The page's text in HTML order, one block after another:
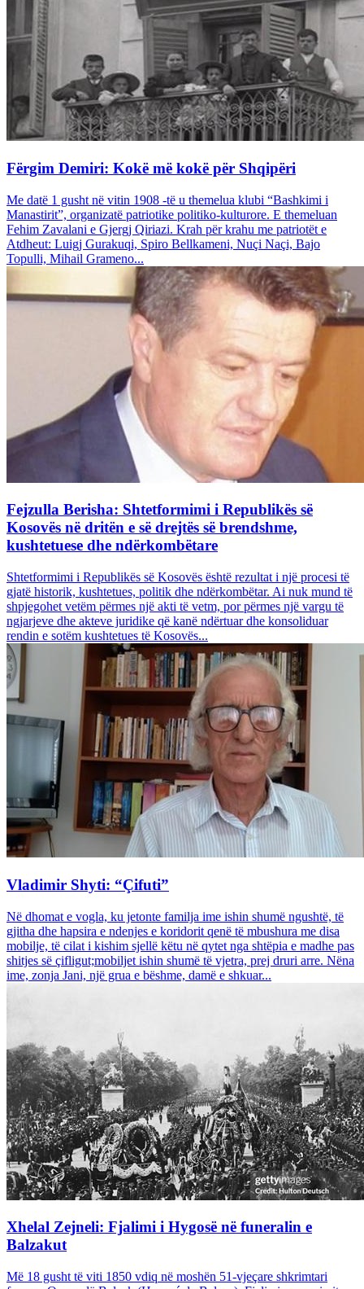
Fërgim Demiri: Kokë më kokë për Shqipëri
Me datë 1 gusht në vitin 1908 -të u themelua klubi “Bashkimi i
Manastirit”, organizatë patriotike politiko-kulturore. E themeluan
Fehim Zavalani e Gjergj Qiriazi. Krah për krahu me patriotët e
Atdheut: Luigj Gurakuqi, Spiro Bellkameni, Nuçi Naçi, Bajo
Topulli, Mihail Grameno...
Fejzulla Berisha: Shtetformimi i Republikës së
Kosovës në dritën e së drejtës së brendshme,
kushtetuese dhe ndërkombëtare
Shtetformimi i Republikës së Kosovës është rezultat i një procesi të
gjatë historik, kushtetues, politik dhe ndërkombëtar. Ai nuk mund të
shpjegohet vetëm përmes një akti të vetm, por përmes një vargu të
ngjarjeve dhe akteve juridike që kanë ndërtuar dhe konsoliduar
rendin e sotëm kushtetues të Kosovës...
Vladimir Shyti: “Çifuti”
Në dhomat e vogla, ku jetonte familja ime ishin shumë ngushtë, të
gjitha dhe hapsira e ndenjes e koridorit qenë të mbushura me disa
mobilje, të cilat i kishim sjellë këtu në qytet nga shtëpia e madhe pas
shitjes së çifligut;mobiljet ishin shumë të vjetra, prej druri arre. Nëna
ime, zonja Jani, një grua e bëshme, damë e shkuar...
Xhelal Zejneli: Fjalimi i Hygosë në funeralin e
Balzakut
Më 18 gusht të viti 1850 vdiq në moshën 51-vjeçare shkrimtari